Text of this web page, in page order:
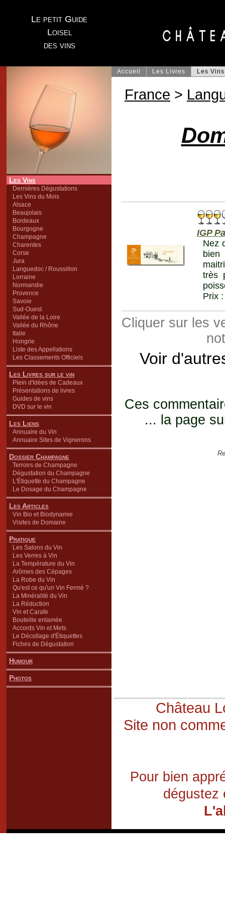
Le petit Guide
Loisel
des vins
Les Vins
Dernières Dégustations
Les Vins du Mois
Alsace
Beaujolais
Bordeaux
Bourgogne
Champagne
Charentes
Corse
Jura
Languedoc / Roussillon
Lorraine
Normandie
Provence
Savoie
Sud-Ouest
Vallée de la Loire
Vallée du Rhône
Italie
Hongrie
Liste des Appellations
Les Classements Officiels
Les Livres sur le vin
Plein d'Idées de Cadeaux
Présentations de livres
Guides de vins
DVD sur le vin
Les Liens
Annuaire du Vin
Annuaire Sites de Vignerons
Dossier Champagne
Terroirs de Champagne
Dégustation du Champagne
L'Étiquette du Champagne
Le Dosage du Champagne
Les Articles
Vin Bio et Biodynamie
Visites de Domaine
Pratique
Les Salons du Vin
Les Verres à Vin
La Température du Vin
Arômes des Cépages
La Robe du Vin
Qu'est ce qu'un Vin Fermé ?
La Minéralité du Vin
La Réduction
Vin et Carafe
Bouteille entamée
Accords Vin et Mets
Le Décollage d'Étiquettes
Fiches de Dégustation
Humour
Photos
Accueil Les Livres Les Vins
France >
IGP
Nez
bien
très
Prix :
Cliquer sur les
Voir
Ces
... la page
Château
Site non
Pour bien
dégustez